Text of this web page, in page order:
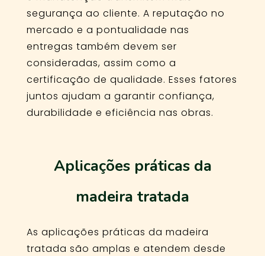
segurança ao cliente. A reputação no
mercado e a pontualidade nas
entregas também devem ser
consideradas, assim como a
certificação de qualidade. Esses fatores
juntos ajudam a garantir confiança,
durabilidade e eficiência nas obras.
Aplicações práticas da
madeira tratada
As aplicações práticas da madeira
tratada são amplas e atendem desde